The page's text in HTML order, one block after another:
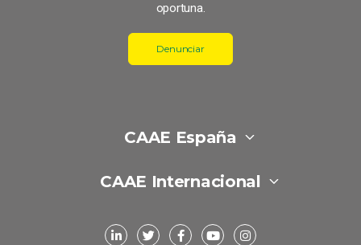
oportuna.
Denunciar
CAAE España
CAAE Internacional